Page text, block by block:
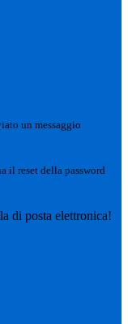
un messaggio
il reset della password
di posta elettronica!